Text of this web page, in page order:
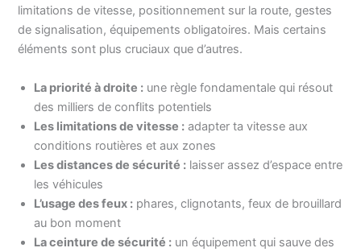
limitations de vitesse, positionnement sur la route, gestes
de signalisation, équipements obligatoires. Mais certains
éléments sont plus cruciaux que d’autres.
La priorité à droite : une règle fondamentale qui résout
des milliers de conflits potentiels
Les limitations de vitesse : adapter ta vitesse aux
conditions routières et aux zones
Les distances de sécurité : laisser assez d’espace entre
les véhicules
L’usage des feux : phares, clignotants, feux de brouillard
au bon moment
La ceinture de sécurité : un équipement qui sauve des